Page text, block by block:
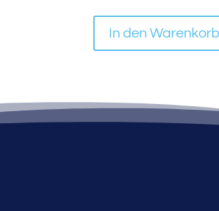
In den Warenkorb